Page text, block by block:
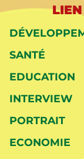
SANTÉ
EDUCATION
INTERVIEW
PORTRAIT
ECONOMIE